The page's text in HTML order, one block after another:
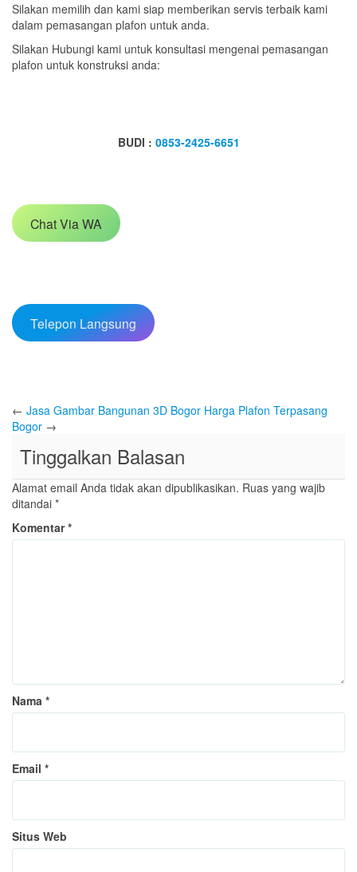
Silakan memilih dan kami siap memberikan servis terbaik kami
dalam pemasangan plafon untuk anda.
Silakan Hubungi kami untuk konsultasi mengenai pemasangan
plafon untuk konstruksi anda:
BUDI : 0853-2425-6651
Chat Via WA
Telepon Langsung
← Jasa Gambar Bangunan 3D Bogor Harga Plafon Terpasang
Bogor →
Tinggalkan Balasan
Alamat email Anda tidak akan dipublikasikan. Ruas yang wajib
ditandai *
Komentar*
Nama *
Email *
Situs Web